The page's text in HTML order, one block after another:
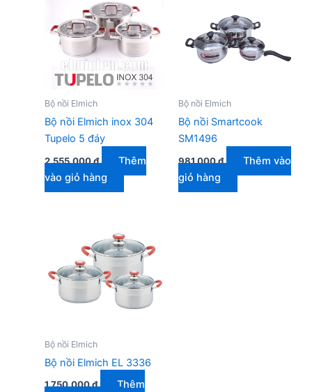
Bộ nồi Elmich
Bộ nồi Elmich inox 304
Tupelo 5 đáy
2.555.000₫
Thêm
vào giỏ hàng
Bộ nồi Elmich
Bộ nồi Smartcook
SM1496
981.000₫
Thêm vào
giỏ hàng
Bộ nồi Elmich
Bộ nồi Elmich EL 3336
1.750.000₫
Thêm